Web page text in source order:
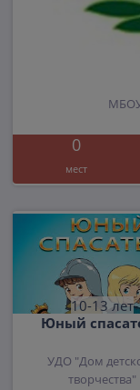
0
мест
10-13 лет
Юный
УДО "Дом
творчества"